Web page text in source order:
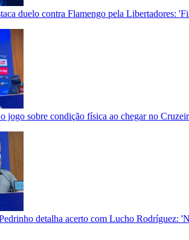
duelo contra Flamengo pela Libertadores:
jogo sobre condição física ao chegar no
detalha acerto com Lucho Rodríguez: